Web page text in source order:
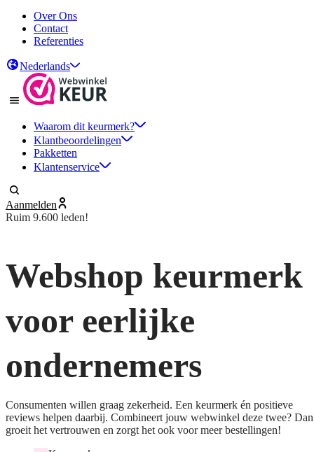
Over Ons
Contact
Referenties
Nederlands
Waarom dit keurmerk?
Klantbeoordelingen
Pakketten
Klantenservice
Aanmelden
Ruim 9.600 leden!
Webshop keurmerk
voor eerlijke
ondernemers
Consumenten willen graag zekerheid. Een keurmerk én positieve
reviews helpen daarbij. Combineert jouw webwinkel deze twee? Dan
groeit het vertrouwen en zorgt het ook voor meer bestellingen!